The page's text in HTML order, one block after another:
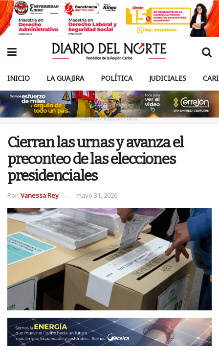
INICIO LA GUAJIRA POLÍTICA JUDICIALES
ANUNCIO PUBLICITARIO
Cierran las urnas y avanza el
preconteo de las elecciones
presidenciales
Por: Vanessa Rey mayo 31, 2026